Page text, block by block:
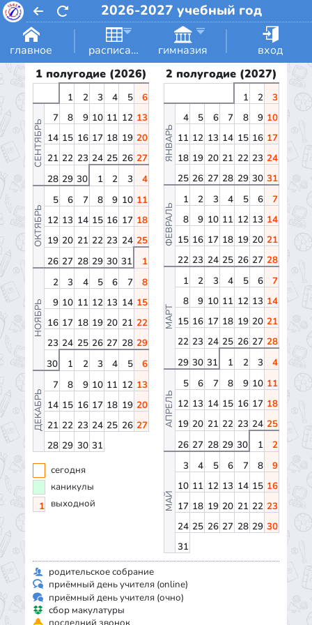
2026-2027 учебный год
главное расписание гимназия
вход
1 полугодие (2026)
1 2 3 4 5 6
СЕНТЯБРЬ
7 8 9 10 11 12 13
14 15 16 17 18 19 20
21 22 23 24 25 26 27
28 29 30 1 2 3 4
ОКТЯБРЬ
5 6 7 8 9 10 11
12 13 14 15 16 17 18
19 20 21 22 23 24 25
26 27 28 29 30 31 1
НОЯБРЬ
2 3 4 5 6 7
8
9 10 11 12 13 14 15
16 17 18 19 20 21 22
23 24 25 26 27 28 29
30
1 2 3 4 5 6
ДЕКАБРЬ
7 8 9 10 11 12 13
14 15 16 17 18 19 20
21 22 23 24 25 26 27
28 29 30 31
сегодня
каникулы
1 выходной
2 полугодие (2027)
1 2 3
ЯНВАРЬ
4 5 6 7 8 9 10
11 12 13 14 15 16 17
18 19 20 21 22 23 24
25 26 27 28 29 30 31
ФЕВРАЛЬ
1 2 3 4 5 6
7
8
9 10 11 12 13 14
15 16 17 18 19 20 21
22 23 24 25 26 27 28
МАРТ
1 2 3 4 5 6
7
8
9 10 11 12 13 14
15 16 17 18 19 20 21
22 23 24 25 26 27 28
29 30 31 1 2 3 4
АПРЕЛЬ
5 6 7 8 9 10 11
12 13 14 15 16 17 18
19 20 21 22 23 24 25
26 27 28 29 30 1 2
МАЙ
3 4 5 6 7 8
9
10 11 12 13 14 15 16
17 18 19 20 21 22 23
24 25 26 27 28 29 30
31
родительское собрание
приёмный день учителя (online)
приёмный день учителя (очно)
сбор макулатуры